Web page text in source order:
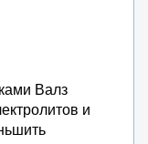
Валз
и